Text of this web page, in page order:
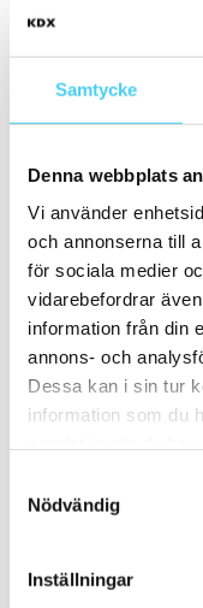
Samtycke
Denna webbplats
Vi använder
och annonserna till
för sociala medier
vidarebefordrar
information från din
annons- och
Dessa kan i sin tur
information som du
Nödvändig
Inställningar
ca
ca
ca
ca 20x(7)
ca
ca
Mellan (25 - 50 cm)
ca 30x(23)
ca
Stora (60 - 120 cm)